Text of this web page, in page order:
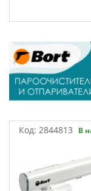
Код: 2844813 В